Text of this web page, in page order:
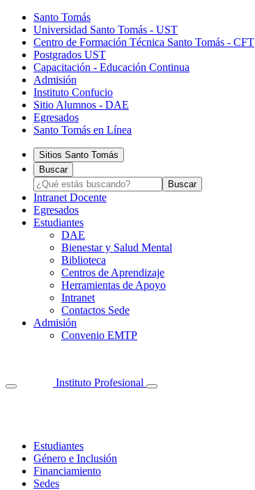
Santo Tomás
Universidad Santo Tomás - UST
Centro de Formación Técnica Santo Tomás - CFT
Postgrados UST
Capacitación - Educación Continua
Admisión
Instituto Confucio
Sitio Alumnos - DAE
Egresados
Santo Tomás en Línea
Sitios Santo Tomás
Buscar
Intranet Docente
Egresados
Estudiantes
DAE
Bienestar y Salud Mental
Biblioteca
Centros de Aprendizaje
Herramientas de Apoyo​
Intranet
Contactos Sede
Admisión
Convenio EMTP
Instituto Profesional
Estudiantes
Género e Inclusión
Financiamiento
Sedes